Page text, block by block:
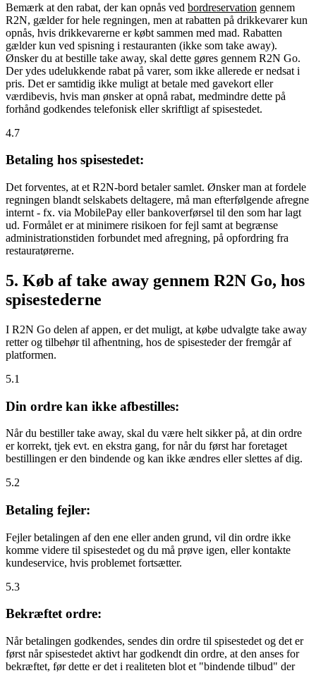
Bemærk at den rabat, der kan opnås ved bordreservation gennem
R2N, gælder for hele regningen, men at rabatten på drikkevarer kun
opnås, hvis drikkevarerne er købt sammen med mad. Rabatten
gælder kun ved spisning i restauranten (ikke som take away).
Ønsker du at bestille take away, skal dette gøres gennem R2N Go.
Der ydes udelukkende rabat på varer, som ikke allerede er nedsat i
pris. Det er samtidig ikke muligt at betale med gavekort eller
værdibevis, hvis man ønsker at opnå rabat, medmindre dette på
forhånd godkendes telefonisk eller skriftligt af spisestedet.
4.7
Betaling hos spisestedet:
Det forventes, at et R2N-bord betaler samlet. Ønsker man at fordele
regningen blandt selskabets deltagere, må man efterfølgende afregne
internt - fx. via MobilePay eller bankoverførsel til den som har lagt
ud. Formålet er at minimere risikoen for fejl samt at begrænse
administrationstiden forbundet med afregning, på opfordring fra
restauratørerne.
5. Køb af take away gennem R2N Go, hos
spisestederne
I R2N Go delen af appen, er det muligt, at købe udvalgte take away
retter og tilbehør til afhentning, hos de spisesteder der fremgår af
platformen.
5.1
Din ordre kan ikke afbestilles:
Når du bestiller take away, skal du være helt sikker på, at din ordre
er korrekt, tjek evt. en ekstra gang, for når du først har foretaget
bestillingen er den bindende og kan ikke ændres eller slettes af dig.
5.2
Betaling fejler:
Fejler betalingen af den ene eller anden grund, vil din ordre ikke
komme videre til spisestedet og du må prøve igen, eller kontakte
kundeservice, hvis problemet fortsætter.
5.3
Bekræftet ordre:
Når betalingen godkendes, sendes din ordre til spisestedet og det er
først når spisestedet aktivt har godkendt din ordre, at den anses for
bekræftet, før dette er det i realiteten blot et "bindende tilbud" der